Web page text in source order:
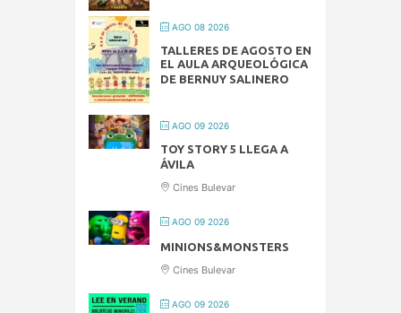
AGO 08 2026
TALLERES DE AGOSTO EN
EL AULA ARQUEOLÓGICA
DE BERNUY SALINERO
AGO 09 2026
TOY STORY 5 LLEGA A
ÁVILA
Cines Bulevar
AGO 09 2026
MINIONS&MONSTERS
Cines Bulevar
AGO 09 2026